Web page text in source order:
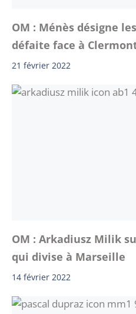
OM : Ménès désigne
défaite face à
21 février 2022
OM : Arkadiusz Milik
qui divise à Marseille
14 février 2022